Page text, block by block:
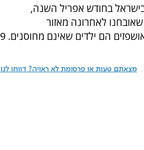
בחודש אפריל השנה,
שאובחנו לאחרונה מאזור
מצאתם טעות או פרסומת לא ראויה? דווחו לנו